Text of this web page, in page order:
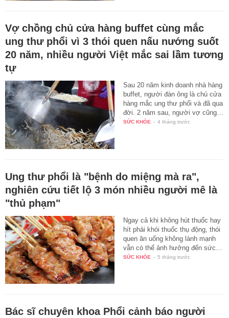
Vợ chồng chủ cửa hàng buffet cùng mắc
ung thư phổi vì 3 thói quen nấu nướng suốt
20 năm, nhiều người Việt mắc sai lầm tương
tự
Sau 20 năm kinh doanh nhà hàng
buffet, người đàn ông là chủ cửa
hàng mắc ung thư phổi và đã qua
đời. 2 năm sau, người vợ cũng…
SỨC KHỎE - 4 tháng trước
Ung thư phổi là "bệnh do miệng mà ra",
nghiên cứu tiết lộ 3 món nhiều người mê là
"thủ phạm"
Ngay cả khi không hút thuốc hay
hít phải khói thuốc thụ động, thói
quen ăn uống không lành mạnh
vẫn có thể ảnh hưởng đến sức…
SỨC KHỎE - 5 tháng trước
Bác sĩ chuyên khoa Phổi cảnh báo người